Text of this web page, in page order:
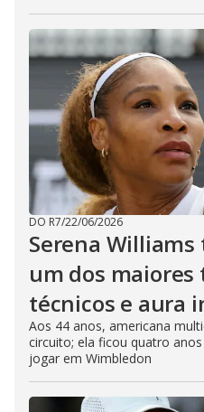
DO R7/22/06/2026
Serena
um dos
técnicos e aura
Aos 44 anos, americana
circuito; ela ficou quatro
jogar em Wimbledon